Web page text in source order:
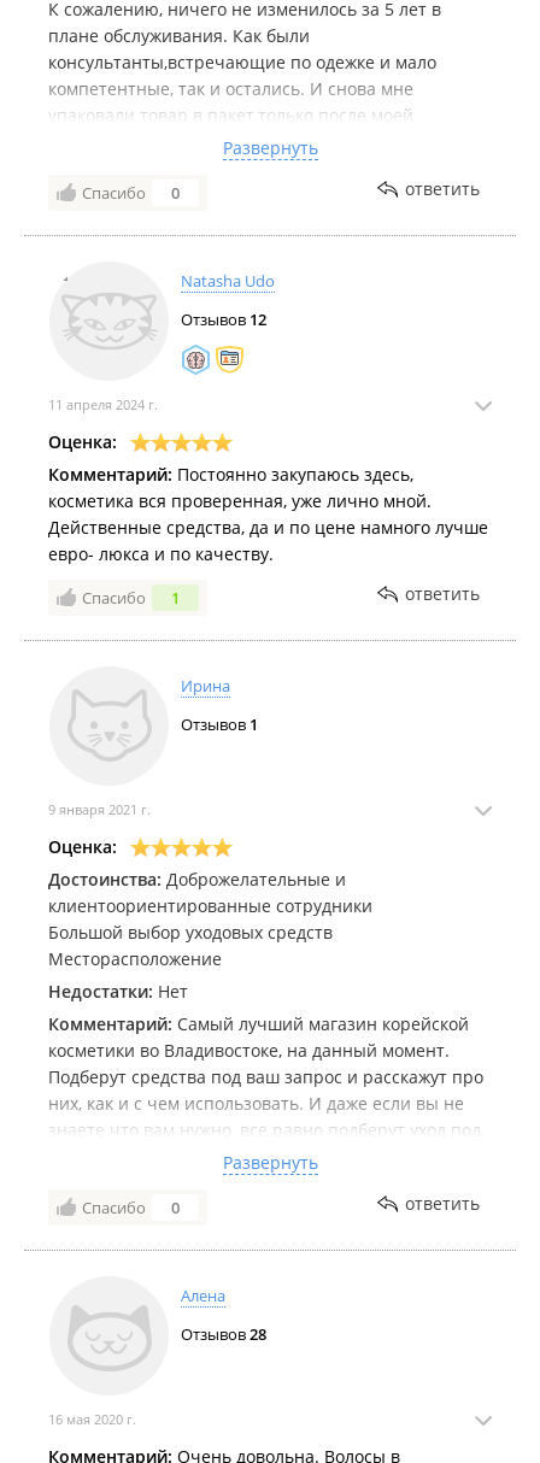
К сожалению, ничего не изменилось за 5 лет в
плане обслуживания. Как были
консультанты,встречающие по одежке и мало
компетентные, так и остались. И снова мне
упаковали товар в пакет,только после моей
просьбы. Нет клиентоориентированности. Остался
очень неприятный осадок. Уже буду думать, быть
вашим клиентом в дальнейшем или нет.
Развернуть
Спасибо 0 ответить
Natasha Udo
Отзывов 12
11 апреля 2024 г.
Оценка:
Комментарий: Постоянно закупаюсь здесь,
косметика вся проверенная, уже лично мной.
Действенные средства, да и по цене намного лучше
евро- люкса и по качеству.
Спасибо 1 ответить
Ирина
Отзывов 1
9 января 2021 г.
Оценка:
Достоинства: Доброжелательные и
клиентоориентированные сотрудники
Большой выбор уходовых средств
Месторасположение
Недостатки: Нет
Комментарий: Самый лучший магазин корейской
косметики во Владивостоке, на данный момент.
Подберут средства под ваш запрос и расскажут про
них, как и с чем использовать. И даже если вы не
знаете что вам нужно, все равно подберут уход под
Спасибо девочкам за их работу!
Развернуть
Спасибо 0 ответить
Алена
Отзывов28
16 мая 2020 г.
Комментарий: Очень довольна. Волосы в